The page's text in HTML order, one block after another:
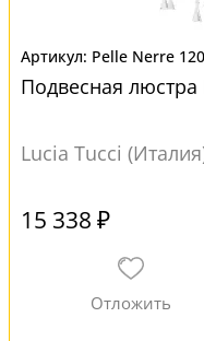
Pelle Nerre
Подвесная
Lucia Tucci
15 338 ₽